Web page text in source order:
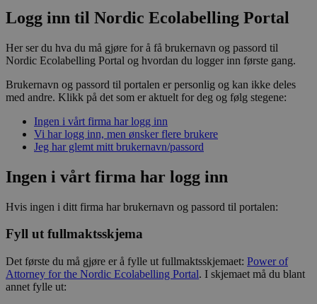
Logg inn til Nordic Ecolabelling Portal
Her ser du hva du må gjøre for å få brukernavn og passord til
Nordic Ecolabelling Portal og hvordan du logger inn første gang.
Brukernavn og passord til portalen er personlig og kan ikke deles
med andre. Klikk på det som er aktuelt for deg og følg stegene:
Ingen i vårt firma har logg inn
Vi har logg inn, men ønsker flere brukere
Jeg har glemt mitt brukernavn/passord
Ingen i vårt firma har logg inn
Hvis ingen i ditt firma har brukernavn og passord til portalen:
Fyll ut fullmaktsskjema
Det første du må gjøre er å fylle ut fullmaktsskjemaet: Power of
Attorney for the Nordic Ecolabelling Portal. I skjemaet må du blant
annet fylle ut: